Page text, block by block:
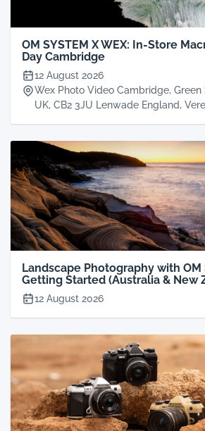
OM SYSTEM X WEX: In-Store
Day Cambridge
12 August 2026
Wex Photo Video Cambridge,
UK, CB2 3JU Lenwade England,
Landscape Photography with OM
Getting Started (Australia & New
12 August 2026